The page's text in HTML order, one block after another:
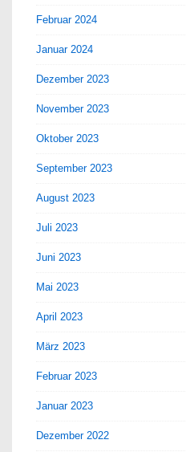
Februar 2024
Januar 2024
Dezember 2023
November 2023
Oktober 2023
September 2023
August 2023
Juli 2023
Juni 2023
Mai 2023
April 2023
März 2023
Februar 2023
Januar 2023
Dezember 2022